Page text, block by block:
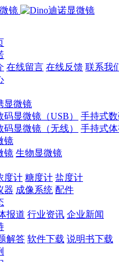
在线留言 在线反馈 联系我
显微镜
显微镜（USB）
手持式数
码显微镜（无线）
手持式
镜
镜 生物显微镜
度计 糖度计 盐度计
器 成像系统 配件
报道 行业资讯 企业新闻
解答 软件下载 说明书下载